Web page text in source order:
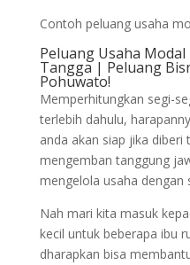
Contoh peluang usaha
Peluang Usaha
Tangga | Peluang
Pohuwato!
Memperhitungkan segi-
terlebih dahulu,
anda akan siap jika
mengemban tanggung
mengelola usaha dengan
Nah mari kita masuk
kecil untuk beberapa ibu
dharapkan bisa